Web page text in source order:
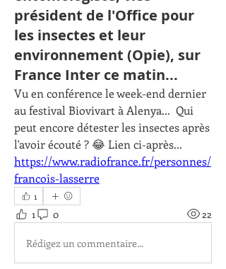
président de l'Office pour
les insectes et leur
environnement (Opie), sur
France Inter ce matin...
Vu en conférence le week-end dernier
au festival Biovivart à Alenya...  Qui
peut encore détester les insectes après
l'avoir écouté ? 😂 Lien ci-après...
https://www.radiofrance.fr/personnes/
francois-lasserre
1
1 0 22
Rédigez un commentaire...